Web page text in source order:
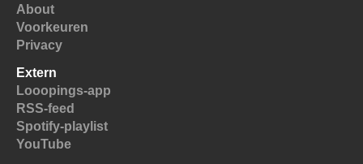
About
Voorkeuren
Privacy
Extern
Looopings-app
RSS-feed
Spotify-playlist
YouTube